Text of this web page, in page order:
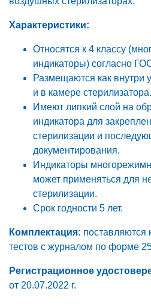
Характеристики:
Относятся к 4 классу
индикаторы) согласно
Размещаются как внутри
и в камере стерилизатора.
Имеют липкий слой на
индикатора для
стерилизации и
документирования.
Индикаторы
может применяться для
стерилизации.
Срок годности 5 лет.
Комплектация: поставляются
тестов с журналом по форме
Регистрационное
от 20.07.2022 г.